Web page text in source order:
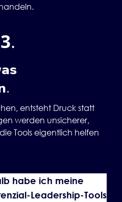
3.
entsteht Druck statt
werden unsicherer,
Tools eigentlich helfen
habe ich meine
Leadership-Tools